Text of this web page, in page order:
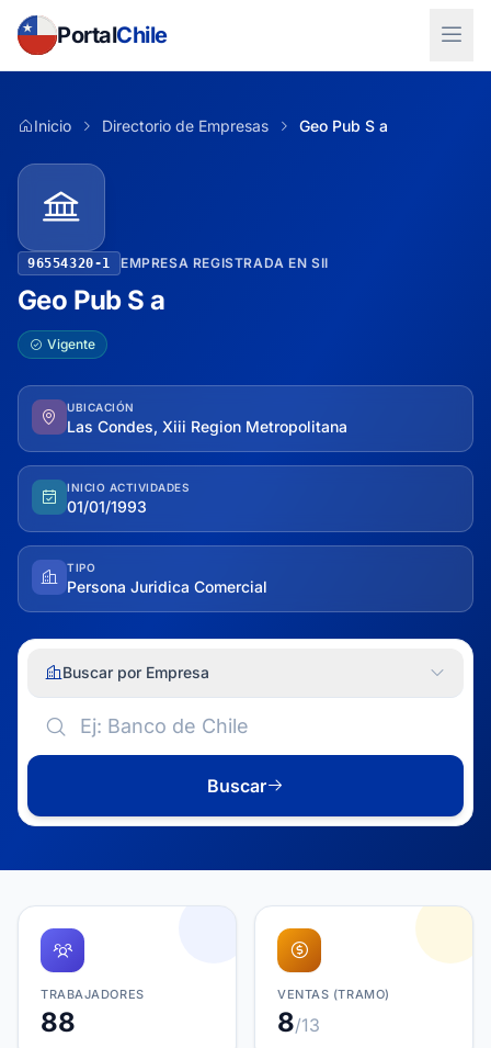
PortalChile
Inicio Directorio de Empresas Geo Pub S a
96554320-1 EMPRESA REGISTRADA EN SII
Geo Pub S a
Vigente
UBICACIÓN
Las Condes, Xiii Region Metropolitana
INICIO ACTIVIDADES
01/01/1993
TIPO
Persona Juridica Comercial
Buscar por Empresa
Buscar
TRABAJADORES
88
VENTAS (TRAMO)
8/13